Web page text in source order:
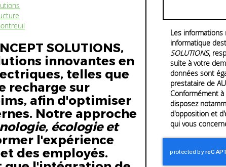
SOLUTIONS,
innovantes en
telles que
recharge sur
afin d'optimiser
Notre approche
écologie et
l'expérience
des employés.
Les informations
informatique
SOLUTIONS,
suite à votre
données sont
prestataire de
Conformément
disposez
d'opposition et
qui vous